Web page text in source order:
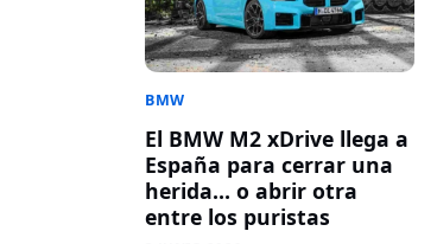
BMW
El BMW M2 xDrive llega a
España para cerrar una
herida… o abrir otra
entre los puristas